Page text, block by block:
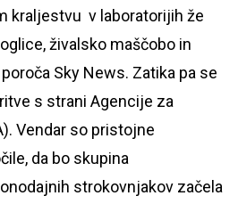
kraljestvu v laboratorijih že
živalsko maščobo in
Sky News. Zatika pa se
s strani Agencije za
Vendar so pristojne
da bo skupina
strokovnjakov začela